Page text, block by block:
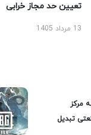
تعیین حد مجاز خرابی
13 مرداد 1405
مرکز
تبدیل